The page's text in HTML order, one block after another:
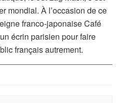
mondial. À l’occasion de ce
franco-japonaise Café
écrin parisien pour faire
français autrement.